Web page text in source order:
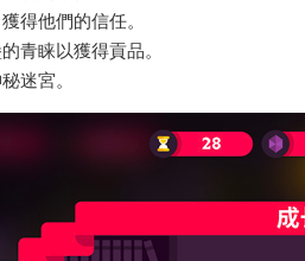
得他們的信任。
青睐以獲得貢品。
迷宮。